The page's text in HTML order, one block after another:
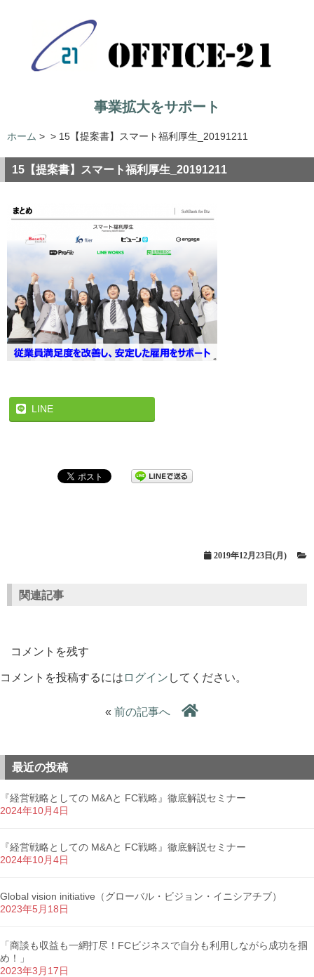
事業拡大をサポート
ホーム > > 15【提案書】スマート福利厚生_20191211
15【提案書】スマート福利厚生_20191211
LINE
2019年12月23日(月)
関連記事
コメントを残す
コメントを投稿するには ログイン してください。
« 前の記事へ
最近の投稿
『経営戦略としての M&Aと FC戦略』徹底解説セミナー
2024年10月4日
『経営戦略としての M&Aと FC戦略』徹底解説セミナー
2024年10月4日
Global vision initiative（グローバル・ビジョン・イニシアチブ）
2023年5月18日
「商談も収益も一網打尽！FCビジネスで自分も利用しながら成功を掴
め！」
2023年3月17日